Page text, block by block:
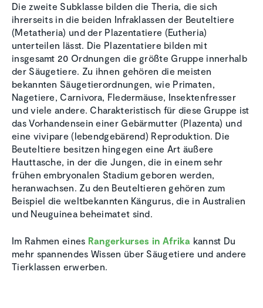
Die zweite Subklasse bilden die Theria, die sich
ihrerseits in die beiden Infraklassen der Beuteltiere
(Metatheria) und der Plazentatiere (Eutheria)
unterteilen lässt. Die Plazentatiere bilden mit
insgesamt 20 Ordnungen die größte Gruppe innerhalb
der Säugetiere. Zu ihnen gehören die meisten
bekannten Säugetierordnungen, wie Primaten,
Nagetiere, Carnivora, Fledermäuse, Insektenfresser
und viele andere. Charakteristisch für diese Gruppe ist
das Vorhandensein einer Gebärmutter (Plazenta) und
eine vivipare (lebendgebärend) Reproduktion. Die
Beuteltiere besitzen hingegen eine Art äußere
Hauttasche, in der die Jungen, die in einem sehr
frühen embryonalen Stadium geboren werden,
heranwachsen. Zu den Beuteltieren gehören zum
Beispiel die weltbekannten Kängurus, die in Australien
und Neuguinea beheimatet sind.
Im Rahmen eines Rangerkurses in Afrika kannst Du
mehr spannendes Wissen über Säugetiere und andere
Tierklassen erwerben.